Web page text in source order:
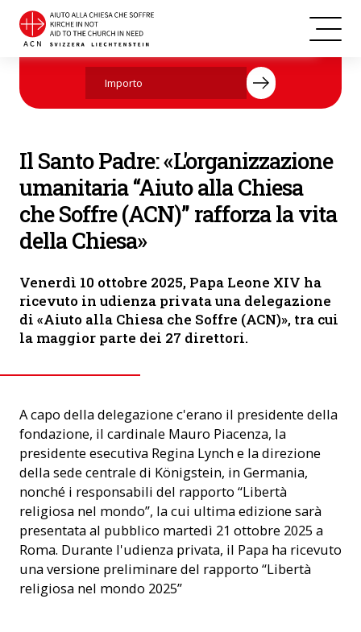
La delegazione di «Aiuto alla Chiesa che Soffre (ACN)» durante
l'udienza privata con il Papa. (Foto: VATICAN NEWS)
Aiutate ora con la vostra donazione.
Il Santo Padre: «L'organizzazione
umanitaria “Aiuto alla Chiesa
che Soffre (ACN)” rafforza la vita
della Chiesa»
Venerdì 10 ottobre 2025, Papa Leone XIV ha
ricevuto in udienza privata una delegazione
di «Aiuto alla Chiesa che Soffre (ACN)», tra cui
la maggior parte dei 27 direttori.
A capo della delegazione c'erano il presidente della
fondazione, il cardinale Mauro Piacenza, la
presidente esecutiva Regina Lynch e la direzione
della sede centrale di Königstein, in Germania,
nonché i responsabili del rapporto “Libertà
religiosa nel mondo”, la cui ultima edizione sarà
presentata al pubblico martedì 21 ottobre 2025 a
Roma. Durante l'udienza privata, il Papa ha ricevuto
una versione preliminare del rapporto “Libertà
religiosa nel mondo 2025”